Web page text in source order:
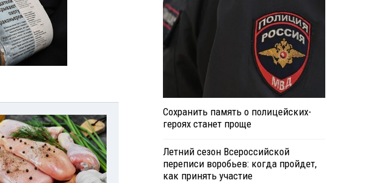
Сохранить память о полицейских-
героях станет проще
Летний сезон Всероссийской
переписи воробьев: когда пройдет,
как принять участие